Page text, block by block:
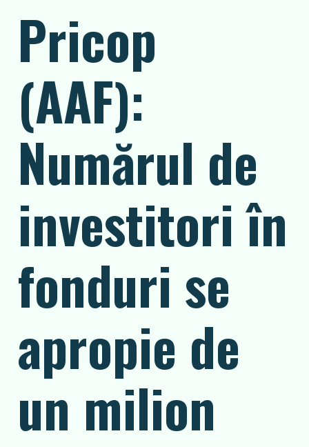
Pricop
(AAF):
Numărul de
investitori în
fonduri se
apropie de
un milion